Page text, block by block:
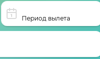
Период вылета